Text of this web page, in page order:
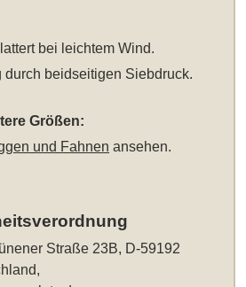
bei leichtem Wind.
durch beidseitigen Siebdruck.
Größen:
und Fahnen ansehen.
Straße 23B, D-59192